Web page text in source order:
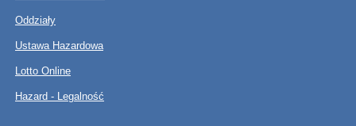
Oddziały
Ustawa Hazardowa
Lotto Online
Hazard - Legalność